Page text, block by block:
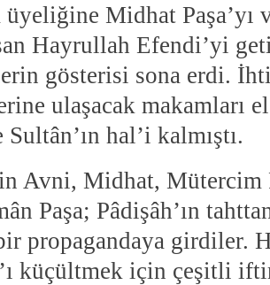
Midhat Paşa’yı
Hayrullah Efendi’yi
gösterisi sona erdi.
ulaşacak makamları
Sultân’ın hal’i kalmıştı.
Avni, Midhat, Mütercim
Paşa; Pâdişâh’ın
propagandaya girdiler.
küçültmek için çeşitli